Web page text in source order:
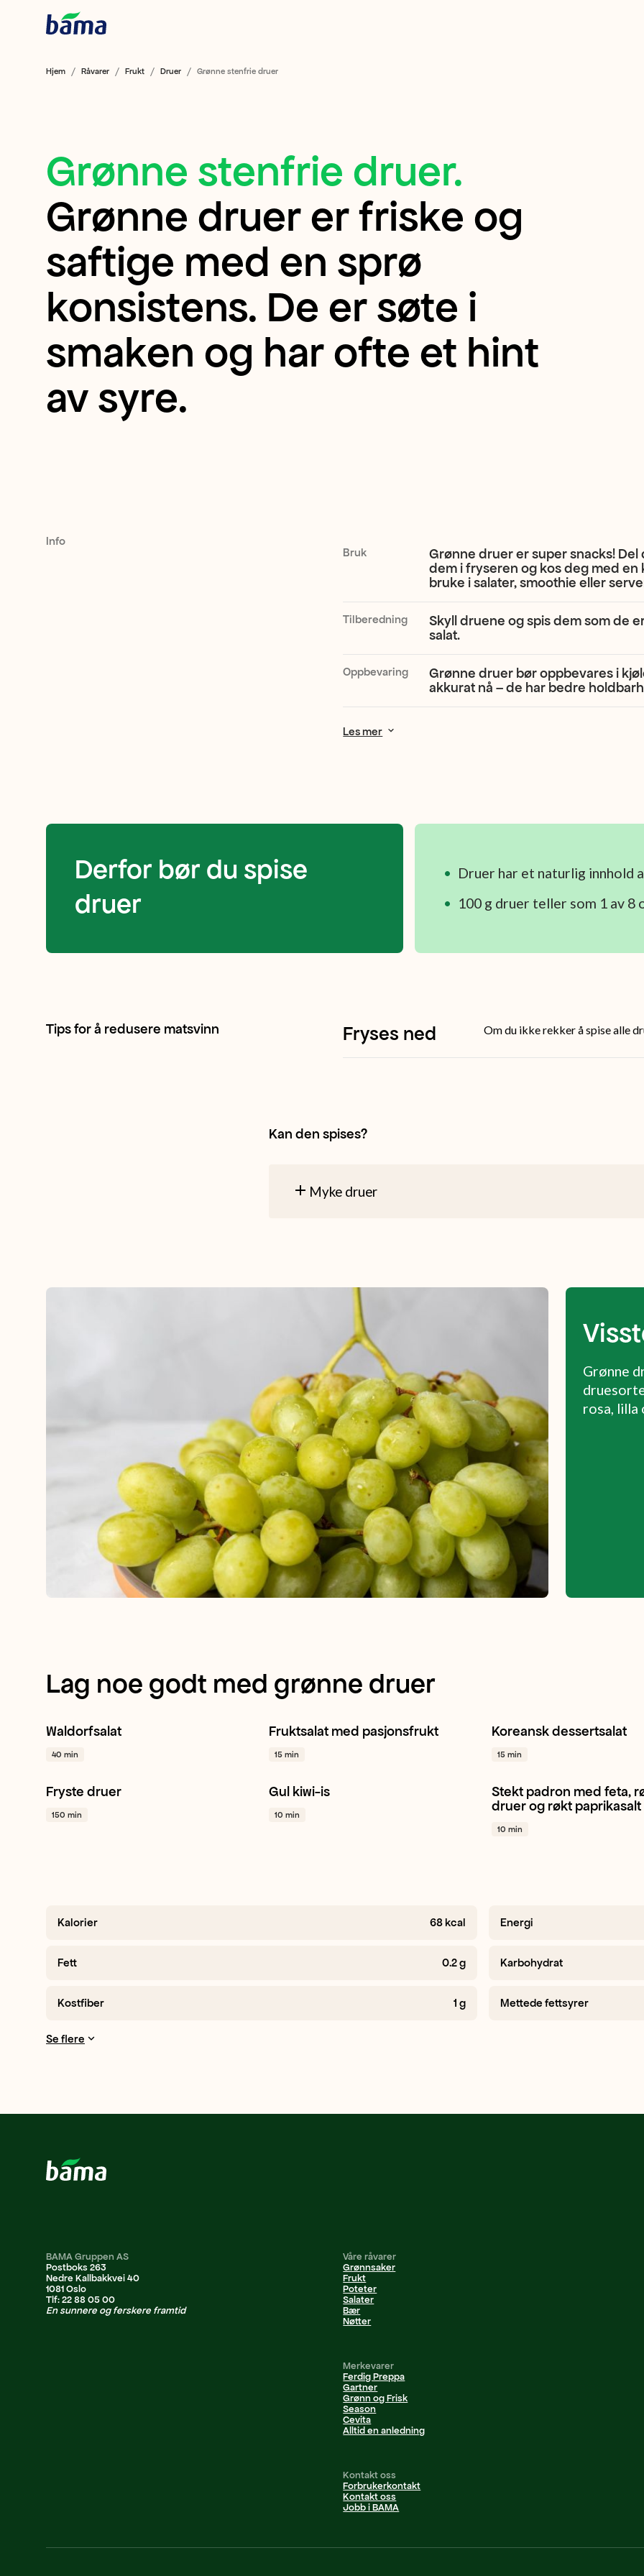
Hjem Råvarer Frukt Druer Grønne stenfrie druer
Grønne
stenfrie
druer
Grønne
druer
friske
og
en
smaken
har
ofte
Grønne stenfrie druer.
Grønne druer er friske og
saftige med en sprø
konsistens. De er søte i
smaken og har ofte et hint
av syre.
Info
Bruk
Grønne druer er super snacks!
dem i fryseren og kos deg med en
bruke i salater, smoothie eller
Tilberedning
Skyll druene og spis dem som de
salat.
Oppbevaring
Grønne druer bør oppbevares i
akkurat nå – de har bedre
Les mer
Derfor bør du spise
druer
Druer har et naturlig innhold
100 g druer teller som 1 av 8
Tips for å redusere matsvinn Fryses ned
Om du ikke rekker å spise alle
Kan den spises?
Myke druer
Grønne
rosa, lilla
Lag noe godt med grønne druer
Eple Ananas
Waldorfsalat
40 min
Kiwi Drue Ananas + 1
Fruktsalat med pasjonsfrukt
15 min
Drue Ananas Jordbær
Koreansk dessertsalat
15 min
Drue Dessert
Fryste druer
150 min
Gul kiwi
Gul kiwi-is
10 min
Snacking Kjapt Padron
Stekt padron med feta,
druer og røkt paprikasalt
10 min
Kalorier 68 kcal Energi
Fett 0.2g Karbohydrat
Kostfiber 1 g Mettede fettsyrer
Se flere
BAMA Gruppen AS
Postboks 263
Nedre Kallbakkvei 40
1081 Oslo
Tlf: 22 88 05 00
En sunnere og ferskere framtid
Våre råvarer
Grønnsaker
Frukt
Poteter
Salater
Bær
Nøtter
Merkevarer
Ferdig Preppa
Gartner
Grønn og Frisk
Season
Cevita
Alltid en anledning
Kontakt oss
Forbrukerkontakt
Kontakt oss
Jobb i BAMA